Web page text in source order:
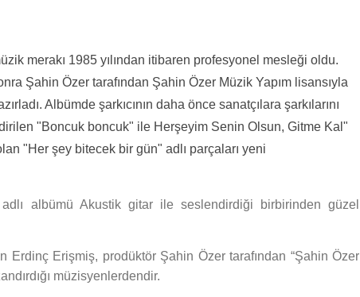
merakı 1985 yılından itibaren profesyonel mesleği oldu.
Şahin Özer tarafından Şahin Özer Müzik Yapım lisansıyla
Albümde şarkıcının daha önce sanatçılara şarkılarını
"Boncuk boncuk" ile Herşeyim Senin Olsun, Gitme Kal"
"Her şey bitecek bir gün" adlı parçaları yeni
adlı albümü Akustik gitar ile seslendirdiği birbirinden güzel
Erişmiş, prodüktör Şahin Özer tarafından “Şahin Özer
müzisyenlerdendir.